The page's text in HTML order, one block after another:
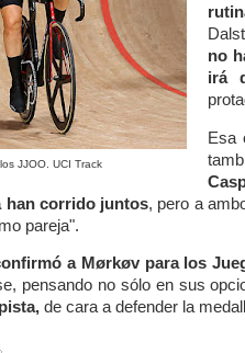
JJOO. UCI Track
no
irá
Esa
han corrido juntos, pero a
pareja".
a Mørkøv para los
pensando no sólo en sus
de cara a defender la